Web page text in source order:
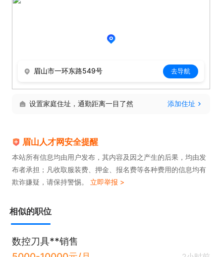
眉山市一环东路549号 去导航
设置家庭住址，通勤距离一目了然 添加住址
眉山人才网安全提醒
本站所有信息均由用户发布，其内容及因之产生的后果，均由发
布者承担；凡收取服装费、押金、报名费等各种费用的信息均有
欺诈嫌疑，请保持警惕。 立即举报 >
相似的职位
数控刀具**销售